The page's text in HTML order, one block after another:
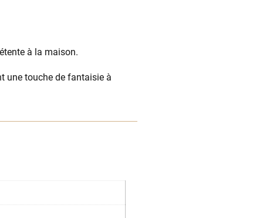
à la maison.
une touche de fantaisie à